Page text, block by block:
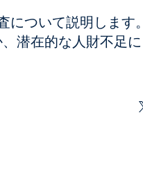
ついて説明します
潜在的な人財不足